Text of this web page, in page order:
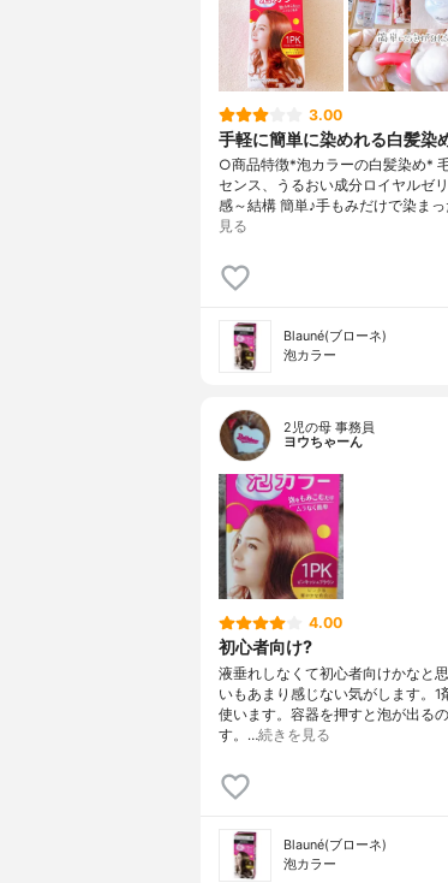
3.00
手軽に簡単に染めれる白髪染
○商品特徴*泡カラーの白髪染め*
センス、うるおい成分ロイヤルゼ
感～結構 簡単♪手もみだけで染ま
見る
Blauné(ブローネ)
泡カラー
2児の母 事務員
ヨウちゃーん
4.00
初心者向け?
液垂れしなくて初心者向けかなと
いもあまり感じない気がします。1
使います。容器を押すと泡が出る
す。…続きを見る
Blauné(ブローネ)
泡カラー